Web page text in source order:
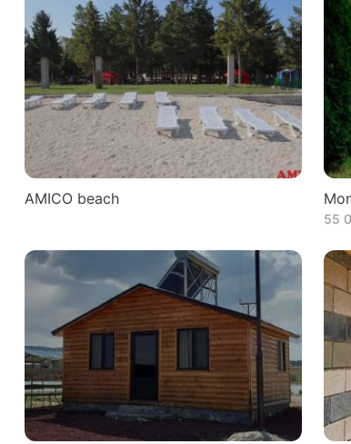
AMICO beach
55